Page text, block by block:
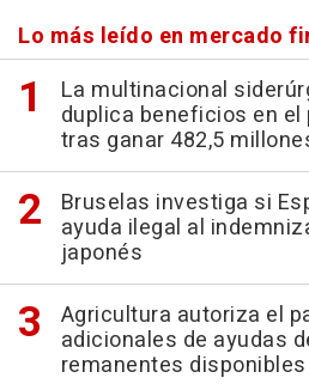
Lo más leído en mercado
La multinacional
duplica beneficios en
tras ganar 482,5
Bruselas investiga si
ayuda ilegal al
japonés
Agricultura autoriza el
adicionales de ayudas
remanentes disponibles